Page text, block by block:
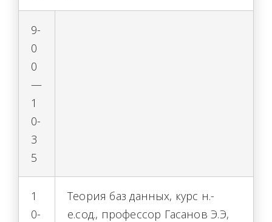
9-
0
0
—
1
0-
3
5
1
0-
Теория баз данных, курс н.-
е.сод., профессор Гасанов Э.Э,